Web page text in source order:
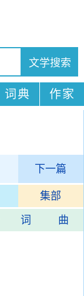
词典 作家
下一篇
集部
词 曲